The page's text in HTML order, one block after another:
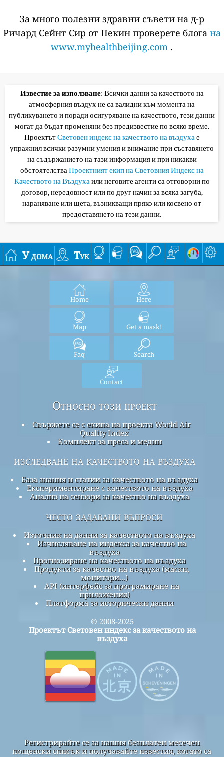
За много полезни здравни съвети на д-р
Ричард Сейнт Сир от Пекин проверете блога на
www.myhealthbeijing.com .
Известие за използване: Всички данни за качеството на
атмосферния въздух не са валидни към момента на
публикуването и поради осигуряване на качеството, тези данни
могат да бъдат променяни без предизвестие по всяко време.
ПроектътСветовен индекс на качеството на въздухае
упражнил всички разумни умения и внимание при съставянето
на съдържанието на тази информация и при никакви
обстоятелстваПроектният екип на Световния Индекс на
Качеството на Въздухаили неговите агенти са отговорни по
договор, нередовност или по друг начин за всяка загуба,
нараняване или щета, възникващи пряко или косвено от
предоставянето на тези данни.
У дома Тук
Home Here
Map Get a mask!
Faq Search
Contact
Относно този проект
Свържете се с екипа на проекта World Air
Quality Index
Комплект за преса и медии
изследване на качеството на въздуха
База знания и статии за качеството на въздуха
Експериментиране с качеството на въздуха
Анализ на сензори за качество на въздуха
често задавани въпроси
Източник на данни за качеството на въздуха
Изчисляване на индекса за качество на
въздуха
Прогнозиране на качеството на въздуха
Продукти за качество на въздуха (маски,
монитори...)
API (интерфейс за програмиране на
приложения)
Платформа за исторически данни
© 2008-2025
Проектът Световен индекс за качеството на
въздуха
Регистрирайте се за нашия безплатен месечен
пощенски списък и получавайте известия, когато са